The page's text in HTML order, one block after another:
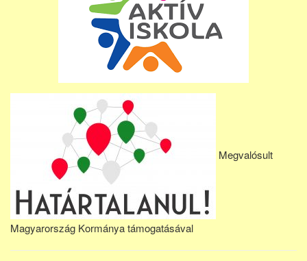
Megvalósult
Magyarország Kormánya támogatásával